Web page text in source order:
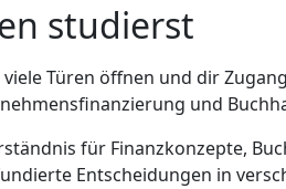
studierst
Türen öffnen und dir
und
für Finanzkonzepte,
Entscheidungen in